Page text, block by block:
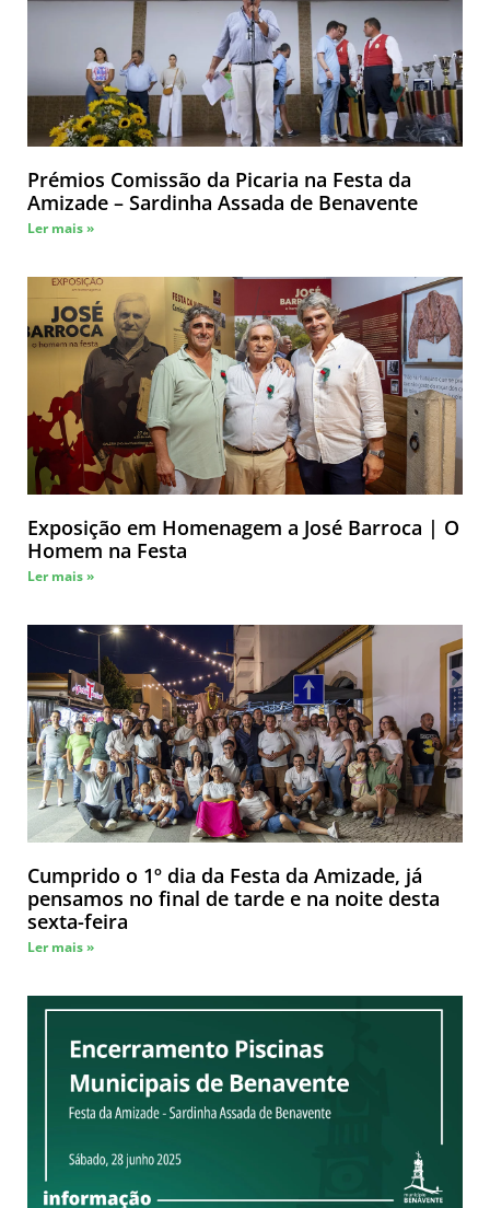
Prémios Comissão da Picaria na Festa da
Amizade – Sardinha Assada de Benavente
Ler mais »
Exposição em Homenagem a José Barroca | O
Homem na Festa
Ler mais »
Cumprido o 1º dia da Festa da Amizade, já
pensamos no final de tarde e na noite desta
sexta-feira
Ler mais »